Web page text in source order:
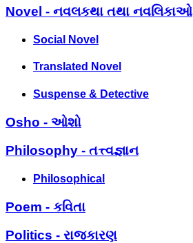
Novel - નવલકથા તથા નવલિકાઓ
Social Novel
Translated Novel
Suspense & Detective
Osho - ઓશો
Philosophy - તત્ત્વજ્ઞાન
Philosophical
Poem - કવિતા
Politics - રાજકારણ